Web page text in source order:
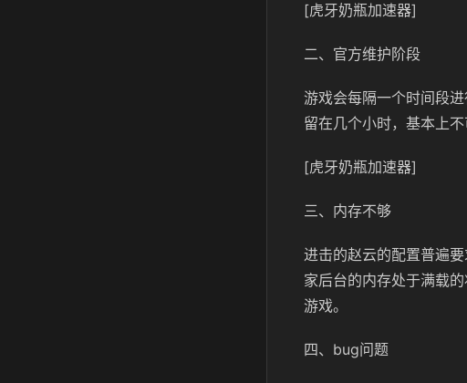
[虎牙奶瓶加速器]
二、官方维护阶段
游戏会每隔一个时间段
留在几个小时，基本上
[虎牙奶瓶加速器]
三、内存不够
进击的赵云的配置普遍
家后台的内存处于满载
游戏。
四、bug问题